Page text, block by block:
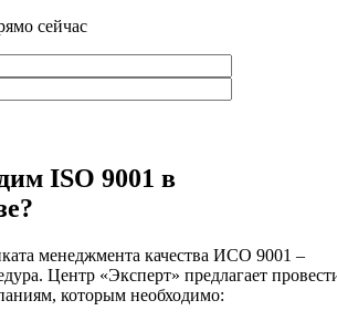
сейчас
ISO 9001 в
менеджмента качества ИСО 9001 –
Центр «Эксперт» предлагает
которым необходимо: